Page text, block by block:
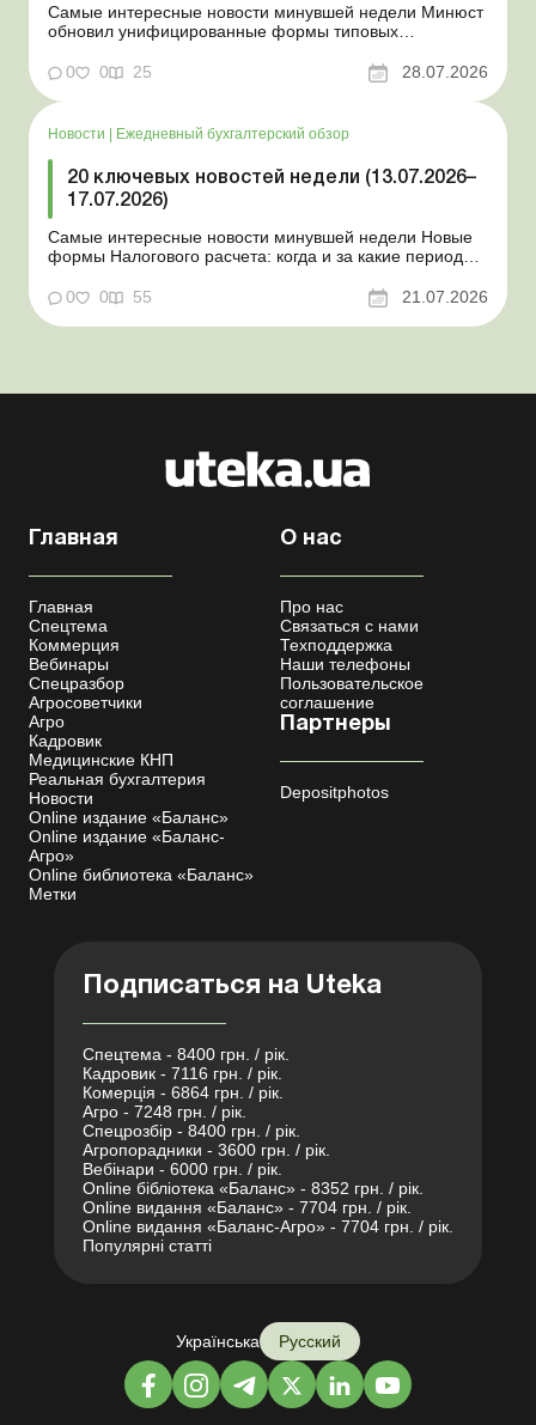
Самые интересные новости минувшей недели Минюст
обновил унифицированные формы типовых
новость о создании координационного центра по
статус «в розыске»: что нужно знать работодателям
Закон о ВПЛ: ка...
0 0 25 28.07.2026
Новости Ежедневный бухгалтерский обзор
20 ключевых новостей недели (13.07.2026–
17.07.2026)
Самые интересные новости минувшей недели Новые
формы Налогового расчета: когда и за какие периоды
переоформления отсрочки от призыва во время
Координационный центр по организации
0 0 55 21.07.2026
Главная
Главная
Спецтема
Коммерция
Вебинары
Спецразбор
Агросоветчики
Агро
Кадровик
Медицинские КНП
Реальная бухгалтерия
Новости
Online издание «Баланс»
Online издание «Баланс-
Агро»
Online библиотека «Баланс»
Метки
О нас
Про нас
Связаться с нами
Техподдержка
Наши телефоны
Пользовательское
соглашение
Партнеры
Depositphotos
Подписаться на Uteka
Спецтема - 8400 грн. / рік.
Кадровик - 7116 грн. / рік.
Комерція - 6864 грн. / рік.
Агро - 7248 грн. / рік.
Спецрозбір - 8400 грн. / рік.
Агропорадники - 3600 грн. / рік.
Вебінари - 6000 грн. / рік.
Online бібліотека «Баланс» - 8352 грн. / рік.
Online видання «Баланс» - 7704 грн. / рік.
Online видання «Баланс-Агро» - 7704 грн. / рік.
Популярні статті
Українська Русский